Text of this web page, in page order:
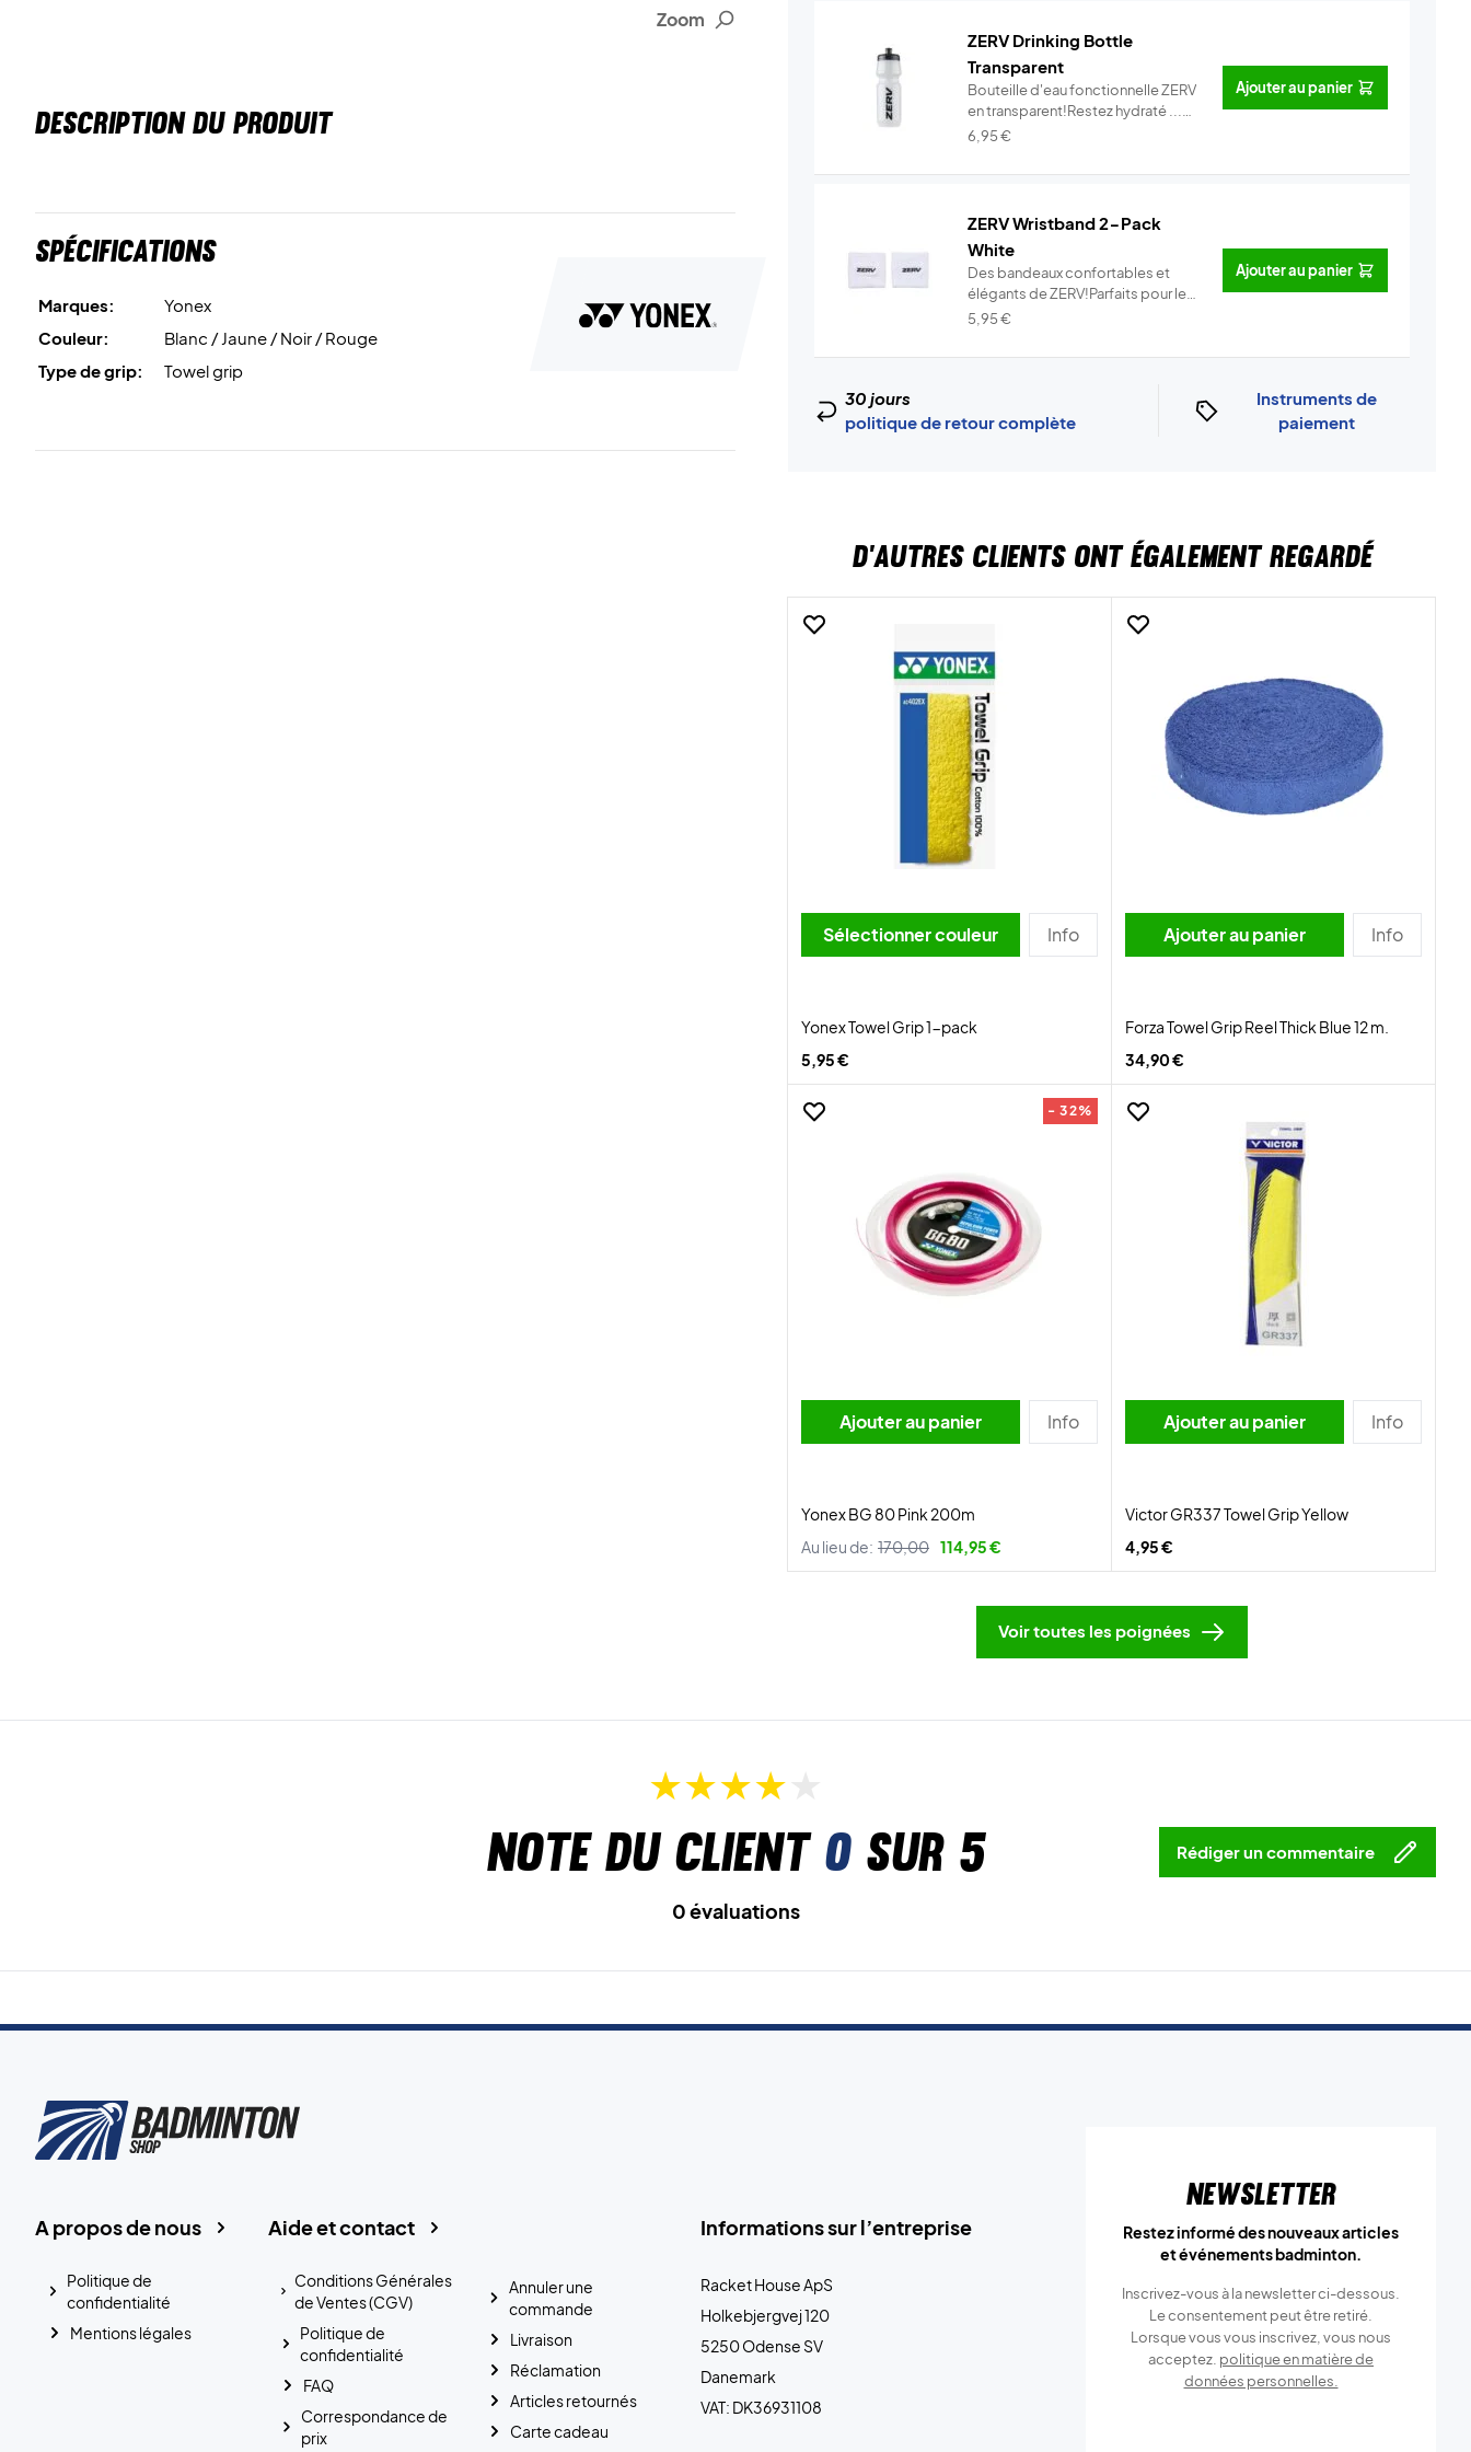
Zoom
DESCRIPTION DU PRODUIT
Spécifications
Marques:
Yonex
Couleur:
Blanc / Jaune / Noir / Rouge
Type de grip:
Towel grip
ZERV Drinking Bottle
Transparent
Bouteille d'eau fonctionnelle ZERV
en transparent!Restez hydraté ...
Info
6,95€
Ajouter au panier
ZERV Wristband 2-Pack
White
Des bandeaux confortables et
élégants de ZERV!Parfaits pour le
t...
Info
5,95€
Ajouter au panier
30 jours
politique de retour complète
Instruments de
paiement
D'AUTRES CLIENTS ONT ÉGALEMENT REGARDÉ
Sélectionner couleur Info
Yonex Towel Grip 1-pack
5,95 €
Ajouter au panier Info
Forza Towel Grip Reel Thick Blue 12 m.
34,90 €
- 32%
Ajouter au panier Info
Yonex BG 80 Pink 200m
Au lieu de: 170,00 114,95 €
Ajouter au panier Info
Victor GR337 Towel Grip Yellow
4,95 €
Voir toutes les poignées
Note du client 0sur 5 Rédiger un commentaire
0 évaluations
Informations sur l’entreprise
Racket House ApS
Holkebjergvej 120
5250 Odense SV
Danemark
VAT: DK36931108
Aide et contact
Conditions Générales
de Ventes (CGV)
Politique de
confidentialité
FAQ
Correspondance de
prix
Annuler une
commande
Livraison
Réclamation
Articles retournés
Carte cadeau
A propos de nous
Politique de
confidentialité
Mentions légales
Newsletter
Restez informé des nouveaux articles
et événements badminton.
Inscrivez-vous à la newsletter ci-dessous.
Le consentement peut être retiré.
Lorsque vous vous inscrivez, vous nous
acceptez. politique en matière de
données personnelles.